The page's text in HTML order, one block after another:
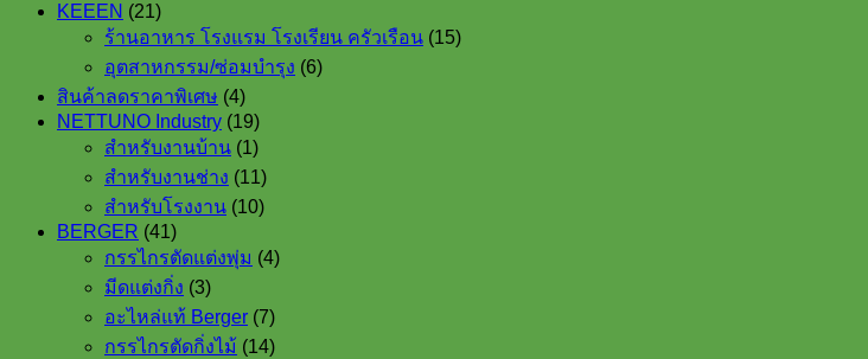
KEEEN 2121
products
ร้านอาหาร โรงแรม โรงเรียน ครัวเรือน 1515
products
อุตสาหกรรม/ซ่อมบำรุง 66
products
สินค้าลดราคาพิเศษ 44
products
NETTUNO Industry 1919
products
สำหรับงานบ้าน 11
product
สำหรับงานช่าง 1111
products
สำหรับโรงงาน 1010
products
BERGER 4141
products
กรรไกรตัดแต่งพุ่ม 44
products
มีดแต่งกิ่ง 33
products
อะไหล่แท้ Berger 77
products
กรรไกรตัดกิ่งไม้ 1414